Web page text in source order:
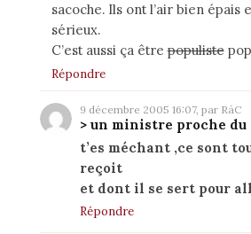
sacoche. Ils ont l’air bien
sérieux.
C’est aussi ça êtrepopuliste
Répondre
9 décembre 2005 16:07, par RàC
> un ministre proche du
t’es méchant ,ce sont
reçoit
et dont il se sert pour
Répondre